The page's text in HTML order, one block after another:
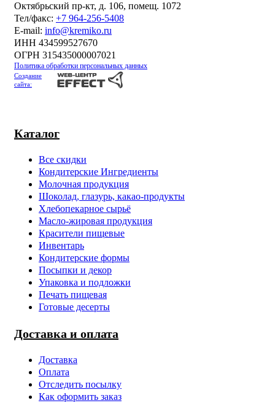
Каталог
Все скидки
Кондитерские Ингредиенты
Молочная продукция
Шоколад, глазурь, какао-продукты
Хлебопекарное сырьё
Масло-жировая продукция
Красители пищевые
Инвентарь
Кондитерские формы
Посыпки и декор
Упаковка и подложки
Печать пищевая
Готовые десерты
Доставка и оплата
Доставка
Оплата
Отследить посылку
Как оформить заказ
Октябрьский пр-кт, д. 106, помещ. 1072
Тел/факс: +7 964-256-5408
Е-mail: info@kremiko.ru
ИНН 434599527670
ОГРН 315435000007021
Политика обработки персональных данных
Создание
сайта: